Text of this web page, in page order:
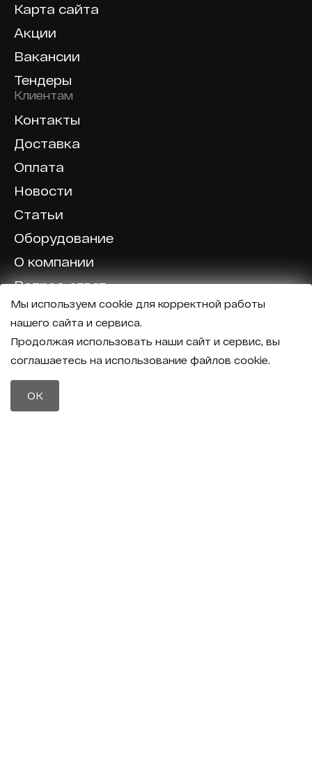
Карта сайта
Акции
Вакансии
Тендеры
Клиентам
Контакты
Доставка
Оплата
Новости
Статьи
Оборудование
О компании
Вопрос-ответ
Отзывы
Политика конфиденциальности
8 (800) 600-40-37
Мы используем cookie для корректной работы
нашего сайта и сервиса.
Продолжая использовать наши сайт и сервис, вы
соглашаетесь на использование файлов cookie.
OK